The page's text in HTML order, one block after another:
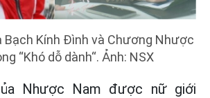
Kính Đình và Chương Nhược
“Khó dỗ dành“. Ảnh: NSX
Nhược Nam được nữ giới